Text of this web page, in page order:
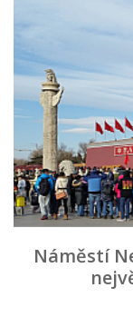
Náměstí